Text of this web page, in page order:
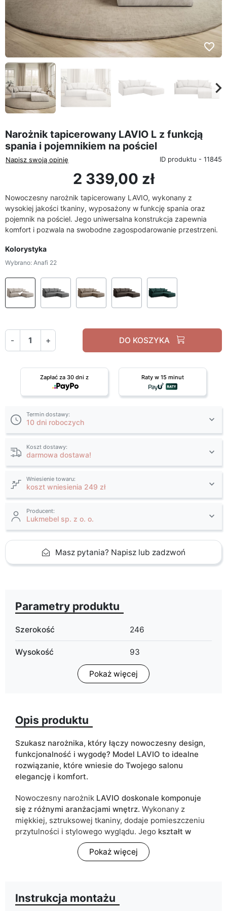
favorite_border
Poprzedni
Narożnik tapicerowany LAVIO L z funkcją
spania i pojemnikiem na pościel
Napisz swoją opinię ID produktu - 11845
2 339,00 zł
Nowoczesny narożnik tapicerowany LAVIO, wykonany z
wysokiej jakości tkaniny, wyposażony w funkcję spania oraz
pojemnik na pościel. Jego uniwersalna konstrukcja zapewnia
komfort i pozwala na swobodne zagospodarowanie przestrzeni.
Kolorystyka
Wybrano: Anafi 22
Anafi 22
- + DO KOSZYKA
Zapłać za 30 dni z Raty w 15 minut
Termin dostawy:
10 dni roboczych
Koszt dostawy:
darmowa dostawa!
Wniesienie towaru:
koszt wniesienia 249 zł
Producent:
Lukmebel sp. z o. o.
Masz pytania? Napisz lub zadzwoń
Parametry produktu
Szerokość 246
Wysokość 93
188
Pojemnik na pościel tak
Kształt narożnika
Funkcja spania tak
ean13 5905723979594
10 dni roboczych
Ze względu na proces produkcyjny i właściwości materiałów,
Pokaż więcej
Opis produktu
Szukasz narożnika, który łączy nowoczesny design,
funkcjonalność i wygodę? Model LAVIO to idealne
rozwiązanie, które wniesie do Twojego salonu
elegancję i komfort.
Nowoczesny narożnik LAVIO doskonale komponuje
się z różnymi aranżacjami wnętrz. Wykonany z
miękkiej, sztruksowej tkaniny, dodaje pomieszczeniu
przytulności i stylowego wyglądu. Jego kształt w
sprawia, że jest zarówno przestronny, jak i
odpowiedni do mniejszych pomieszczeń, oferując
montażu samodzielnie wybierasz, po której stronie
znajdzie się otomana. Dzięki temu możesz łatwo
Pokaż więcej
Instrukcja montażu